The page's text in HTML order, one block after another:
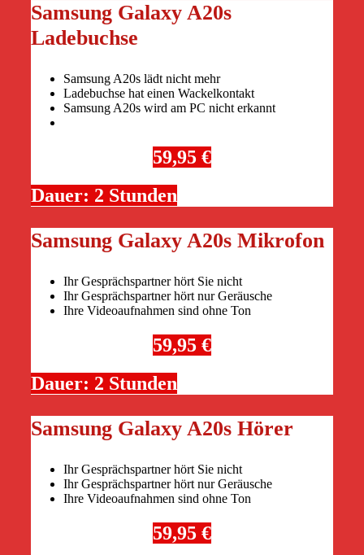
Samsung Galaxy A20s
Ladebuchse
Samsung A20s lädt nicht mehr
Ladebuchse hat einen Wackelkontakt
Samsung A20s wird am PC nicht erkannt
59,95 €
Dauer: 2 Stunden
Samsung Galaxy A20s Mikrofon
Ihr Gesprächspartner hört Sie nicht
Ihr Gesprächspartner hört nur Geräusche
Ihre Videoaufnahmen sind ohne Ton
59,95 €
Dauer: 2 Stunden
Samsung Galaxy A20s Hörer
Ihr Gesprächspartner hört Sie nicht
Ihr Gesprächspartner hört nur Geräusche
Ihre Videoaufnahmen sind ohne Ton
59,95 €